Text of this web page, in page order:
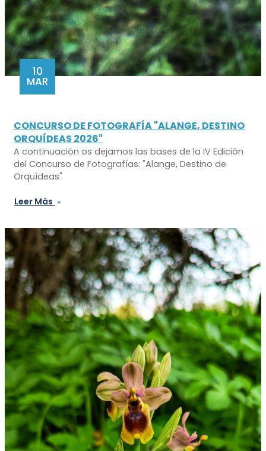
10
MAR
CONCURSO DE FOTOGRAFÍA "ALANGE, DESTINO
ORQUÍDEAS 2026"
A continuación os dejamos las bases de la IV Edición
del Concurso de Fotografías: "Alange, Destino de
Orquídeas"
Leer Más